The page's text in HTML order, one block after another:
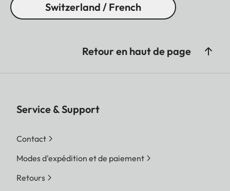
Switzerland / French
Retour en haut de page
Service & Support
Contact
Modes d'expédition et de paiement
Retours